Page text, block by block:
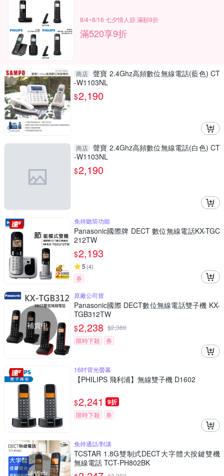
8/4~8/16 七夕情人節 滿額9折
滿520享9折
商店 聲寶 2.4Ghz高頻數位無線電話(藍色) CT
-W1103NL
$2,190
商店 聲寶 2.4Ghz高頻數位無線電話(白色) CT
-W1103NL
$2,190
免持聽筒功能
Panasonic國際牌 DECT 數位無線電話KX-TGC
212TW
$2,193
5 (4)
券
補貨中
原廠公司貨
Panasonic國際 DECT數位無線電話雙子機 KX-
TGB312TW
$2,238 $2,380
限時下殺
券
16吋背光螢幕
【PHILIPS 飛利浦】無線雙子機 D1602
$2,241 9折
限時下殺 券
補貨中
免持通話/對講
TCSTAR 1.8G雙制式DECT大字體大按鍵雙機
無線電話 TCT-PH802BK